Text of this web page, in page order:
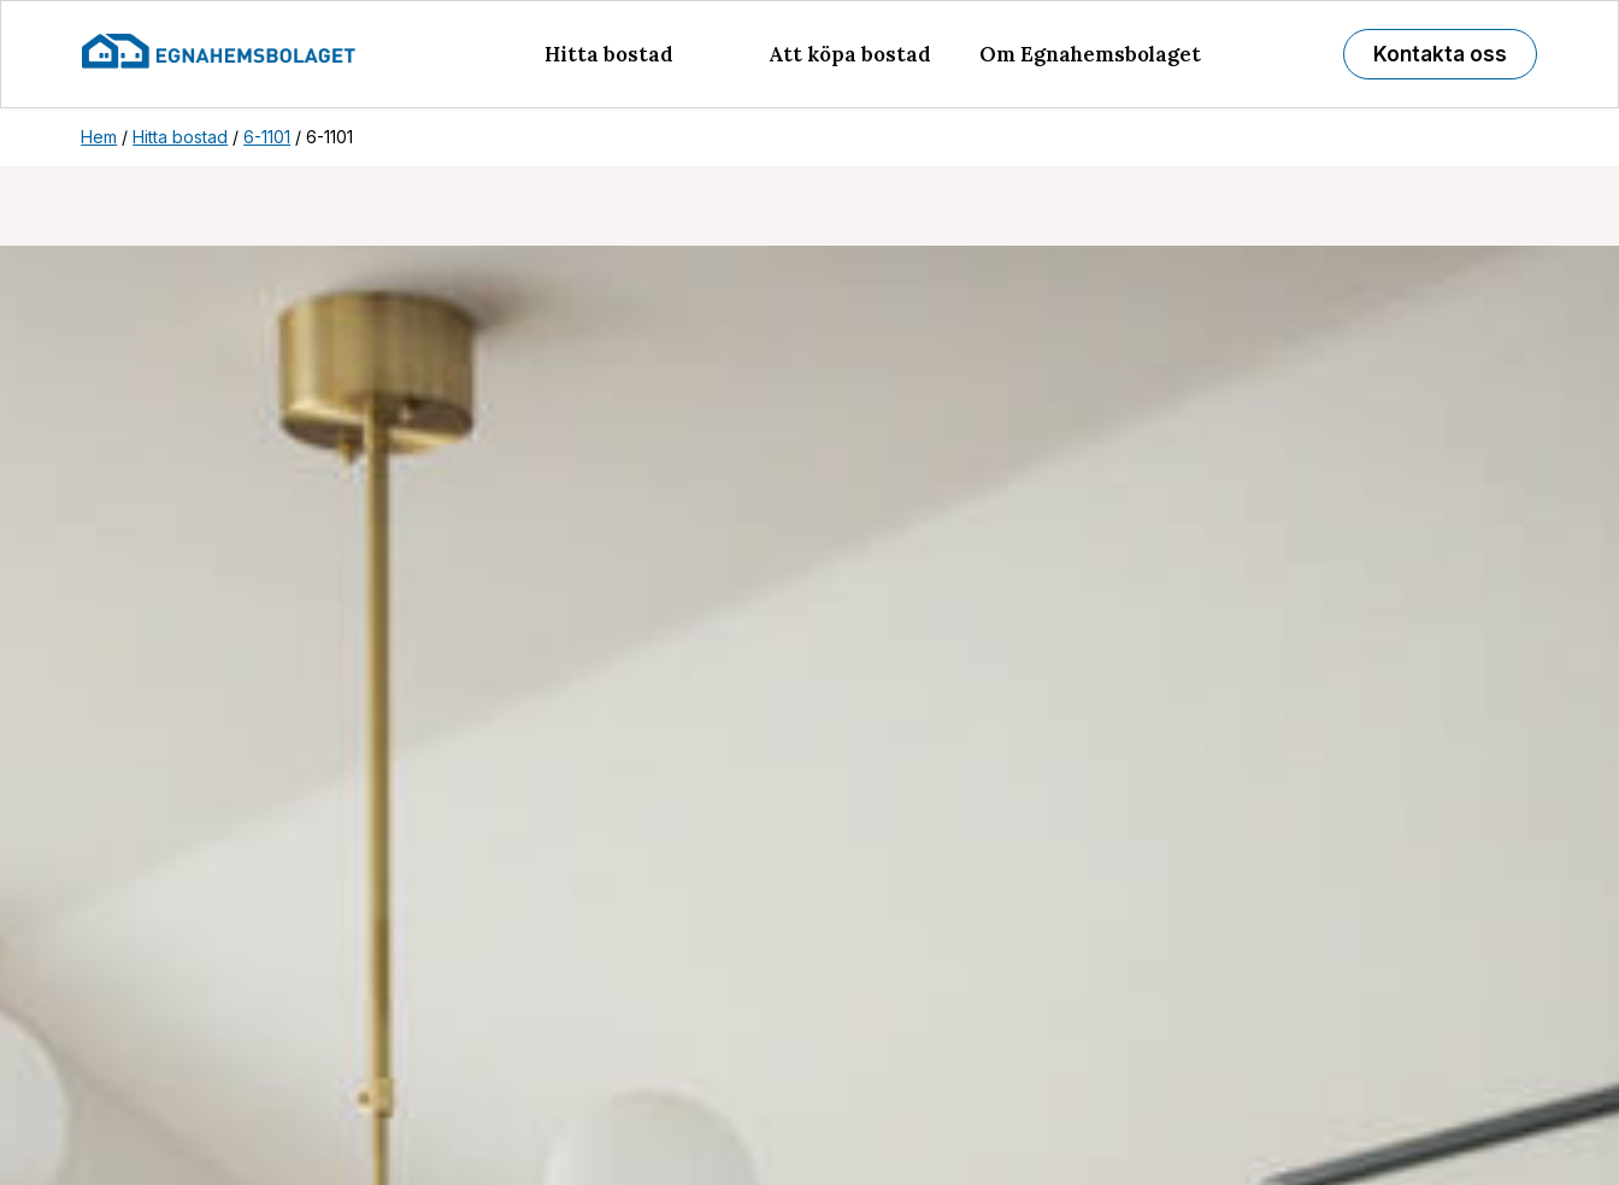
Hitta bostad Att köpa bostad Om Egnahemsbolaget Kontakta oss
Hem /Hitta bostad /6-1101 /6-1101